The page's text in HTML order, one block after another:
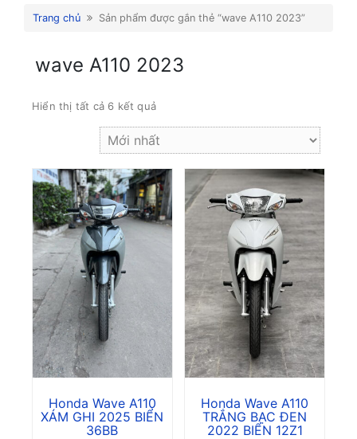
Trang chủ Sản phẩm được gắn thẻ “wave A110 2023”
wave A110 2023
Hiển thị tất cả 6 kết quả
Honda Wave A110
XÁM GHI 2025 BIỂN
36BB
Honda Wave A110
TRẮNG BẠC ĐEN
2022 BIỂN 12Z1